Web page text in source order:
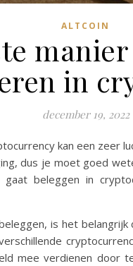
ALTCOIN
in
december 19, 2022
kan een zeer
dus je moet goed
gaat beleggen in
is het
mee verdienen door